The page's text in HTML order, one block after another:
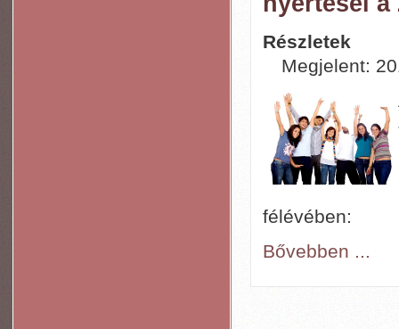
Részletek
Megjelent:
félévében:
Bővebben ...